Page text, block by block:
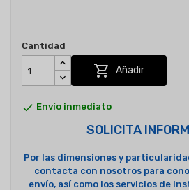
Cantidad
 Añadir
 Envío inmediato
SOLICITA
Por las dimensiones y
contacta con nosotros para
envío, así como los servicios de